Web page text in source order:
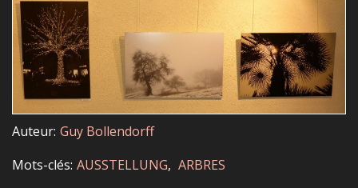
Auteur Guy Bollendorff
Mots-clés AUSSTELLUNG
ARBRES